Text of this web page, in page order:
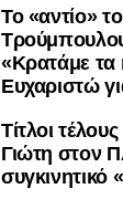
Το «αντίο»
«Κρατάμε τα
Ευχαριστώ
Τίτλοι
Γιώτη στον
συγκινητικό